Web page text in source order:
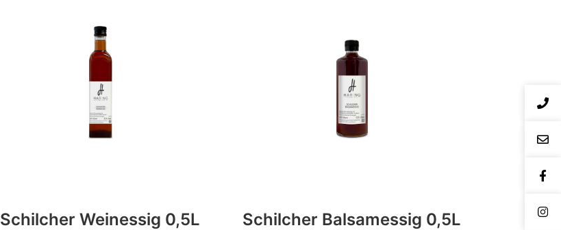
Schilcher Weinessig 0,5L Schilcher Balsamessig 0,5L